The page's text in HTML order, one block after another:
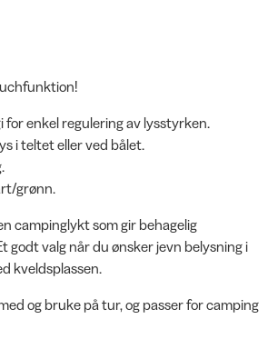
for enkel regulering av lysstyrken.
i teltet eller ved bålet.
grønn.
campinglykt som gir behagelig
godt valg når du ønsker jevn belysning i
kveldsplassen.
og bruke på tur, og passer for camping